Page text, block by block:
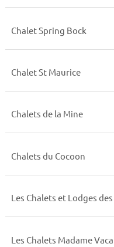
Chalet Spring Bock
Chalet St Maurice
Chalets de la Mine
Chalets du Cocoon
Les Chalets et Lodges
Les Chalets Madame